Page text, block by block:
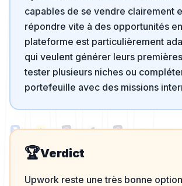
capables de se vendre clairement
répondre vite à des opportunités
plateforme est particulièrement
qui veulent générer leurs
tester plusieurs niches ou
portefeuille avec des missions
🏆Verdict
Upwork reste une très bonne